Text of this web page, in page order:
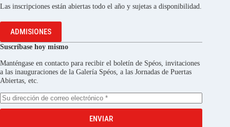
Las inscripciones están abiertas todo el año y sujetas a disponibilidad.
ADMISIONES
Suscríbase hoy mismo
Manténgase en contacto para recibir el boletín de Spéos, invitaciones
a las inauguraciones de la Galería Spéos, a las Jornadas de Puertas
Abiertas, etc.
ENVIAR